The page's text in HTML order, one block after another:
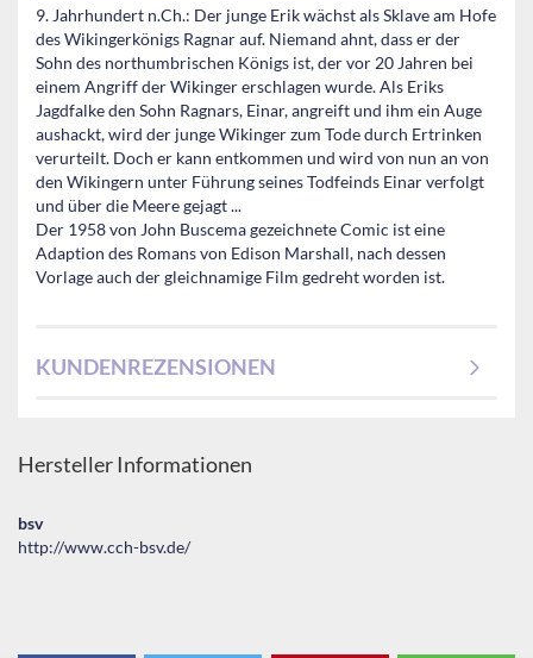
9. Jahrhundert n.Ch.: Der junge Erik wächst als Sklave am Hofe
des Wikingerkönigs Ragnar auf. Niemand ahnt, dass er der
Sohn des northumbrischen Königs ist, der vor 20 Jahren bei
einem Angriff der Wikinger erschlagen wurde. Als Eriks
Jagdfalke den Sohn Ragnars, Einar, angreift und ihm ein Auge
aushackt, wird der junge Wikinger zum Tode durch Ertrinken
verurteilt. Doch er kann entkommen und wird von nun an von
den Wikingern unter Führung seines Todfeinds Einar verfolgt
und über die Meere gejagt ...
Der 1958 von John Buscema gezeichnete Comic ist eine
Adaption des Romans von Edison Marshall, nach dessen
Vorlage auch der gleichnamige Film gedreht worden ist.
KUNDENREZENSIONEN
Hersteller Informationen
bsv
http://www.cch-bsv.de/